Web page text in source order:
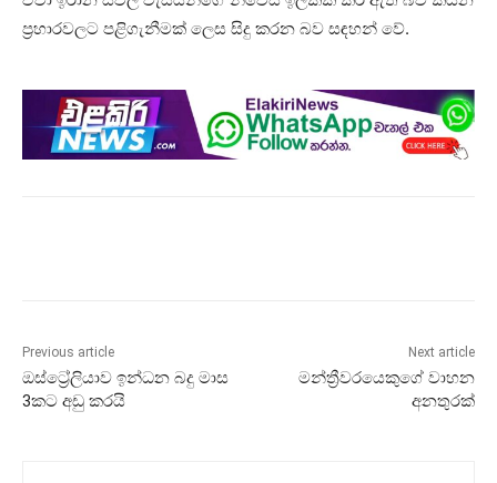
ප්‍රහාරවලට පළිගැනීමක් ලෙස සිදු කරන බව සඳහන් වේ.
Previous article
ඔස්ට්‍රේලියාව ඉන්ධන බදු මාස
3කට අඩු කරයි
Next article
මන්ත්‍රීවරයෙකුගේ වාහන
අනතුරක්